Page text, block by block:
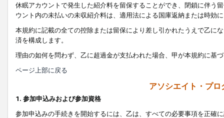
休眠アカウントで発生した紹介料を留保することができ、閉鎖に伴う
ウント内の未払いの未収紹介料は、適用法による国庫返納または時効
本規約に記載の全ての控除または留保により差し引かれたうえで乙に
済を構成します。
理由の如何を問わず、乙に超過金が支払われた場合、甲が本規約に基
ページ上部に戻る
アソシエイト・プ
1. 参加申込みおよび参加資格
参加申込みの手続きを開始するには、乙は、すべての必要事項を正確